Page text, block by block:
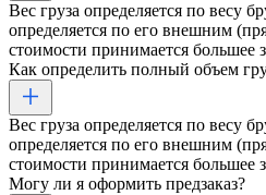
Вес груза определяется по весу
определяется по его внешним
стоимости принимается большее
Как определить полный объем
Вес груза определяется по весу
определяется по его внешним
стоимости принимается большее
Могу ли я оформить предзаказ?